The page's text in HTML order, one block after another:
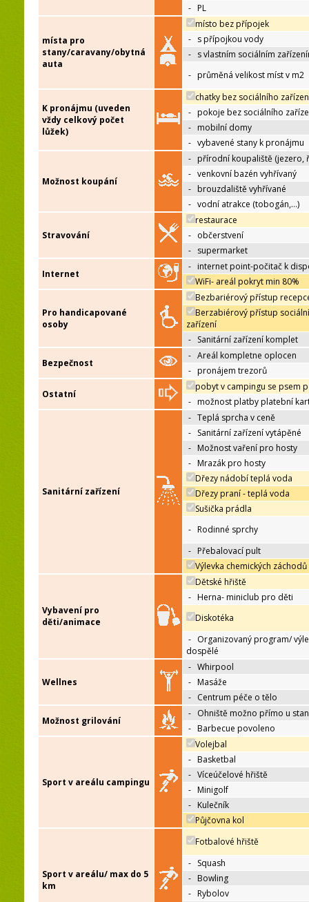
- PL
místa pro
stany/caravany/obytná
auta
místo bez přípojek
- s přípojkou vody
- s vlastním sociálním
- průměná velikost míst v m2
K pronájmu (uveden
vždy celkový počet
lůžek)
chatky bez sociálního
- pokoje bez sociálního
- mobilní domy
- vybavené stany k pronájmu
Možnost koupání
- přírodní koupaliště (jezero,
- venkovní bazén vyhřívaný
- brouzdaliště vyhřívané
- vodní atrakce (tobogán,…)
Stravování
restaurace
- občerstvení
- supermarket
Internet
- internet point-počitač k
WiFi- areál pokryt min 80%
Pro handicapované
osoby
Bezbariérový přístup
Berzabiérový přístup sociální
zařízení
- Sanitární zařízení komplet
Bezpečnost
- Areál kompletne oplocen
- pronájem trezorů
Ostatní
pobyt v campingu se psem
- možnost platby platební
Sanitární zařízení
- Teplá sprcha v ceně
- Sanitární zařízení vytápěné
- Možnost vaření pro hosty
- Mrazák pro hosty
Dřezy nádobí teplá voda
Dřezy praní - teplá voda
Sušička prádla
- Rodinné sprchy
- Přebalovací pult
Výlevka chemických záchodů
Vybavení pro
děti/animace
Dětské hřiště
- Herna- miniclub pro děti
Diskotéka
- Organizovaný program/
dospělé
Wellnes
- Whirpool
- Masáže
- Centrum péče o tělo
Možnost grilování
- Ohniště možno přímo u
- Barbecue povoleno
Sport v areálu campingu
Volejbal
- Basketbal
- Víceúčelové hřiště
- Minigolf
- Kulečník
Půjčovna kol
Sport v areálu/ max do 5
km
Fotbalové hřiště
- Squash
- Bowling
- Rybolov